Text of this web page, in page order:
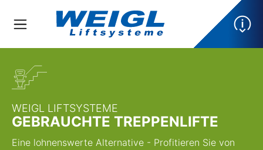
WEIGL LIFTSYSTEME
GEBRAUCHTE TREPPENLIFTE
Eine lohnenswerte Alternative - Profitieren Sie von